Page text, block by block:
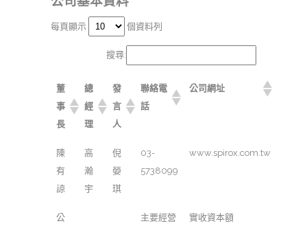
每頁顯示 個資料列
搜尋:
董
事
長
總
經
理
發
言
人
聯絡電
話
公司網址
陳
有
諒
高
瀚
宇
倪
嫈
琪
03-
5738099
www.spirox.com.tw
公
主要經營
實收資本額